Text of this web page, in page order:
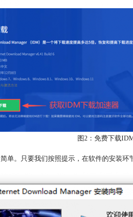
图2：免费下载
单。只要我们按照提示，在软件的安装